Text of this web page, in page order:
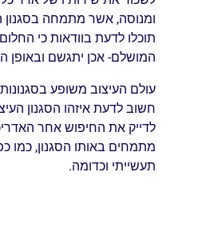
ומנוסה, אשר מתמחה בסגנון
תוכלו לדעת בוודאות כי
המושלם- אכן יתגשם ובאופן
עולם העיצוב משופע בסגנונות
חשוב לדעת איזהו הסגנון
לדייק את החיפוש אחר
מתמחים באותו הסגנון, כמו
תעשייתי וכדומה.